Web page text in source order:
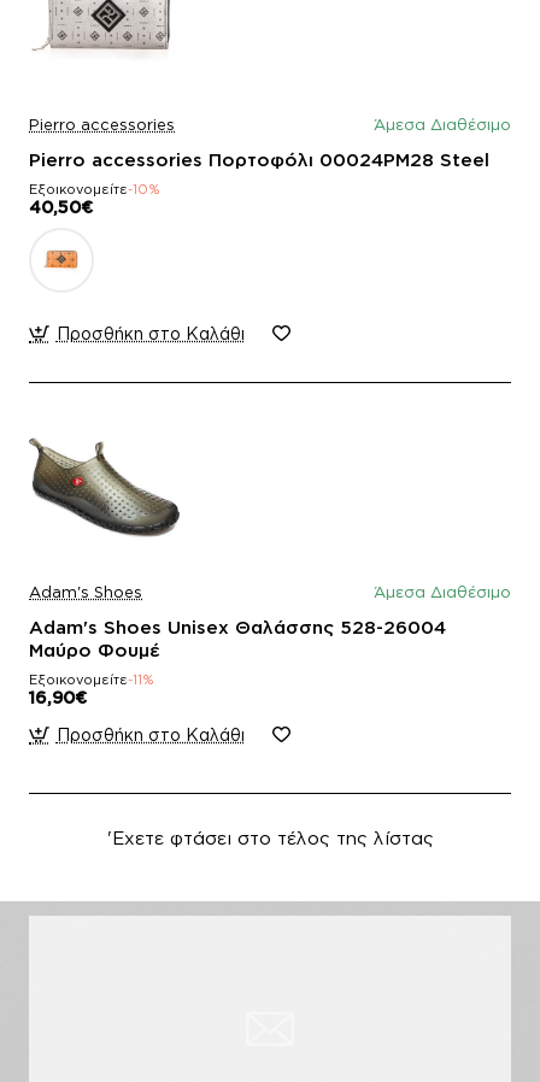
Pierro accessories Άμεσα Διαθέσιμο
Pierro accessories Πορτοφόλι 00024PM28 Steel
Εξοικονομείτε-10%
40,50€
Προσθήκη στο Καλάθι
Adam's Shoes Άμεσα Διαθέσιμο
Adam's Shoes Unisex Θαλάσσης 528-26004
Μαύρο Φουμέ
Εξοικονομείτε-11%
16,90€
Προσθήκη στο Καλάθι
'Εχετε φτάσει στο τέλος της λίστας